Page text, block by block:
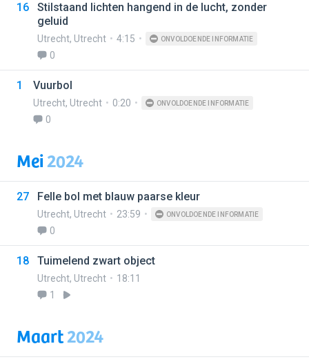
16
Stilstaand lichten hangend in de lucht, zonder
geluid
Utrecht, Utrecht 4:15 ONVOLDOENDE INFORMATIE
0
1 Vuurbol
Utrecht, Utrecht 0:20 ONVOLDOENDE INFORMATIE
0
Mei2024
27 Felle bol met blauw paarse kleur
Utrecht, Utrecht 23:59 ONVOLDOENDE INFORMATIE
0
18 Tuimelend zwart object
Utrecht, Utrecht
18:11
1
Maart2024